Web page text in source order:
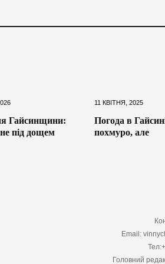
Гайсинщини:
під дощем
11 КВІТНЯ, 2025
Погода в
похмуро, але
Email:
Головний